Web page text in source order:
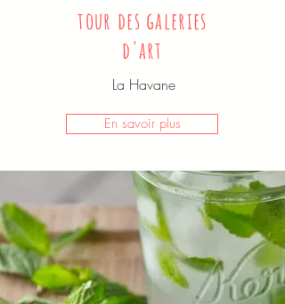
tour des galeries
d'art
La Havane
En savoir plus